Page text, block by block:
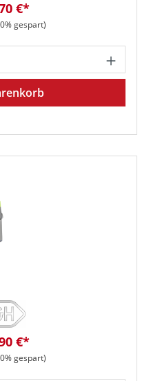
€*
gespart)
den
€*
gespart)